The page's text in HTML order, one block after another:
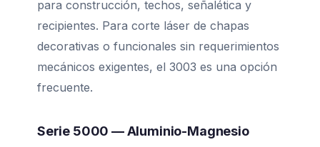
para construcción, techos, señalética y
recipientes. Para corte láser de chapas
decorativas o funcionales sin requerimientos
mecánicos exigentes, el 3003 es una opción
frecuente.
Serie 5000 — Aluminio-Magnesio